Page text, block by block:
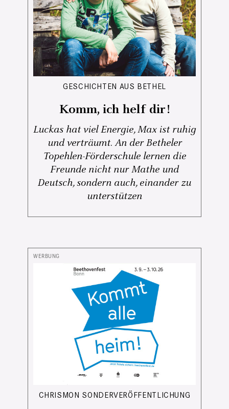
GESCHICHTEN AUS BETHEL
Komm, ich helf dir!
Luckas hat viel Energie, Max ist ruhig
und verträumt. An der Betheler
Topehlen-Förderschule lernen die
Freunde nicht nur Mathe und
Deutsch, sondern auch, einander zu
unterstützen
CHRISMON SONDERVERÖFFENTLICHUNG